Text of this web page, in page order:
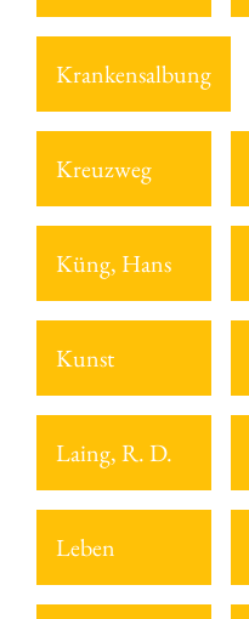
Krankensalbung
Kreuzweg
Küng, Hans
Kunst
Laing, R. D.
Leben